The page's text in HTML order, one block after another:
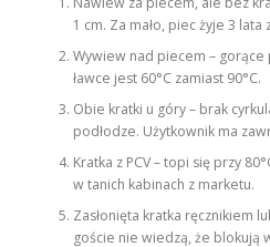
1 cm. Za mało, piec żyje 3 lata
Wywiew nad piecem –
ławce jest 60°C zamiast 90°C.
Obie kratki u góry – brak
podłodze. Użytkownik ma
Kratka z PCV – topi się przy
w tanich kabinach z marketu.
Zasłonięta kratka ręcznikiem
goście nie wiedzą, że blokują